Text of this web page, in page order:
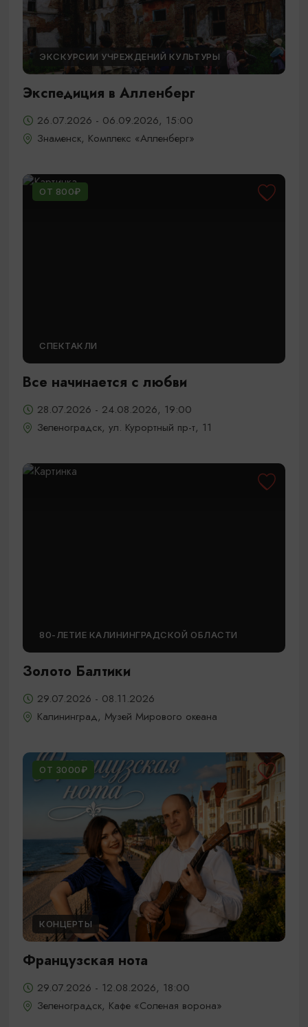
ЭКСКУРСИИ УЧРЕЖДЕНИЙ КУЛЬТУРЫ
Экспедиция в Алленберг
26.07.2026 - 06.09.2026, 15:00
Знаменск, Комплекс «Алленберг»
ОТ 800₽
СПЕКТАКЛИ
Все начинается с любви
28.07.2026 - 24.08.2026, 19:00
Зеленоградск, ул. Курортный пр-т, 11
80-ЛЕТИЕ КАЛИНИНГРАДСКОЙ ОБЛАСТИ
Золото Балтики
29.07.2026 - 08.11.2026
Калининград, Музей Мирового океана
ОТ 3000₽
КОНЦЕРТЫ
Французская нота
29.07.2026 - 12.08.2026, 18:00
Зеленоградск, Кафе «Соленая ворона»